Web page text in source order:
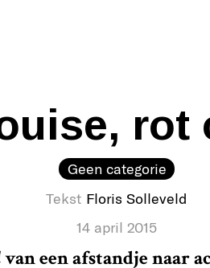
rot
Geen categorie
Tekst Floris Solleveld
14 april 2015
van een afstandje naar